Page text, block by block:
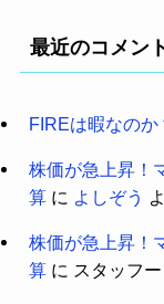
最近のコメン
FIREは暇なのか
株価が急上昇！
算に よしぞう
株価が急上昇！
算に スタッフー